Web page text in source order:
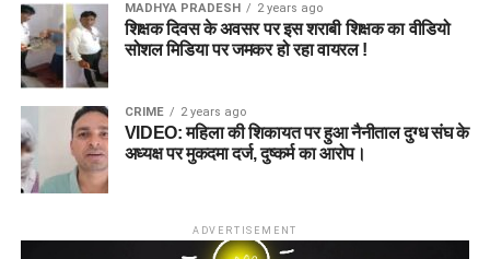
MADHYA PRADESH 2 years ago
शिक्षक दिवस के अवसर पर इस शराबी शिक्षक का वीडियो
सोशल मिडिया पर जमकर हो रहा वायरल !
CRIME 2 years ago
VIDEO: महिला की शिकायत पर हुआ नैनीताल दुग्ध संघ के
अध्यक्ष पर मुकदमा दर्ज, दुष्कर्म का आरोप।
ADVERTISEMENT